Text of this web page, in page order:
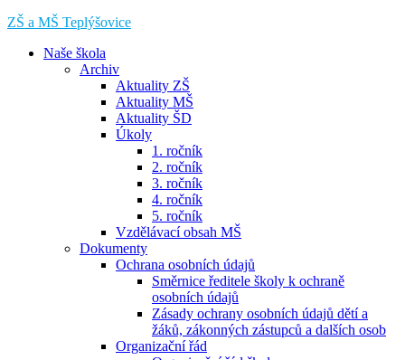
ZŠ a MŠ Teplýšovice
Naše škola
Archiv
Aktuality ZŠ
Aktuality MŠ
Aktuality ŠD
Úkoly
1. ročník
2. ročník
3. ročník
4. ročník
5. ročník
Vzdělávací obsah MŠ
Dokumenty
Ochrana osobních údajů
Směrnice ředitele školy k ochraně
osobních údajů
Zásady ochrany osobních údajů dětí a
žáků, zákonných zástupců a dalších osob
Organizační řád